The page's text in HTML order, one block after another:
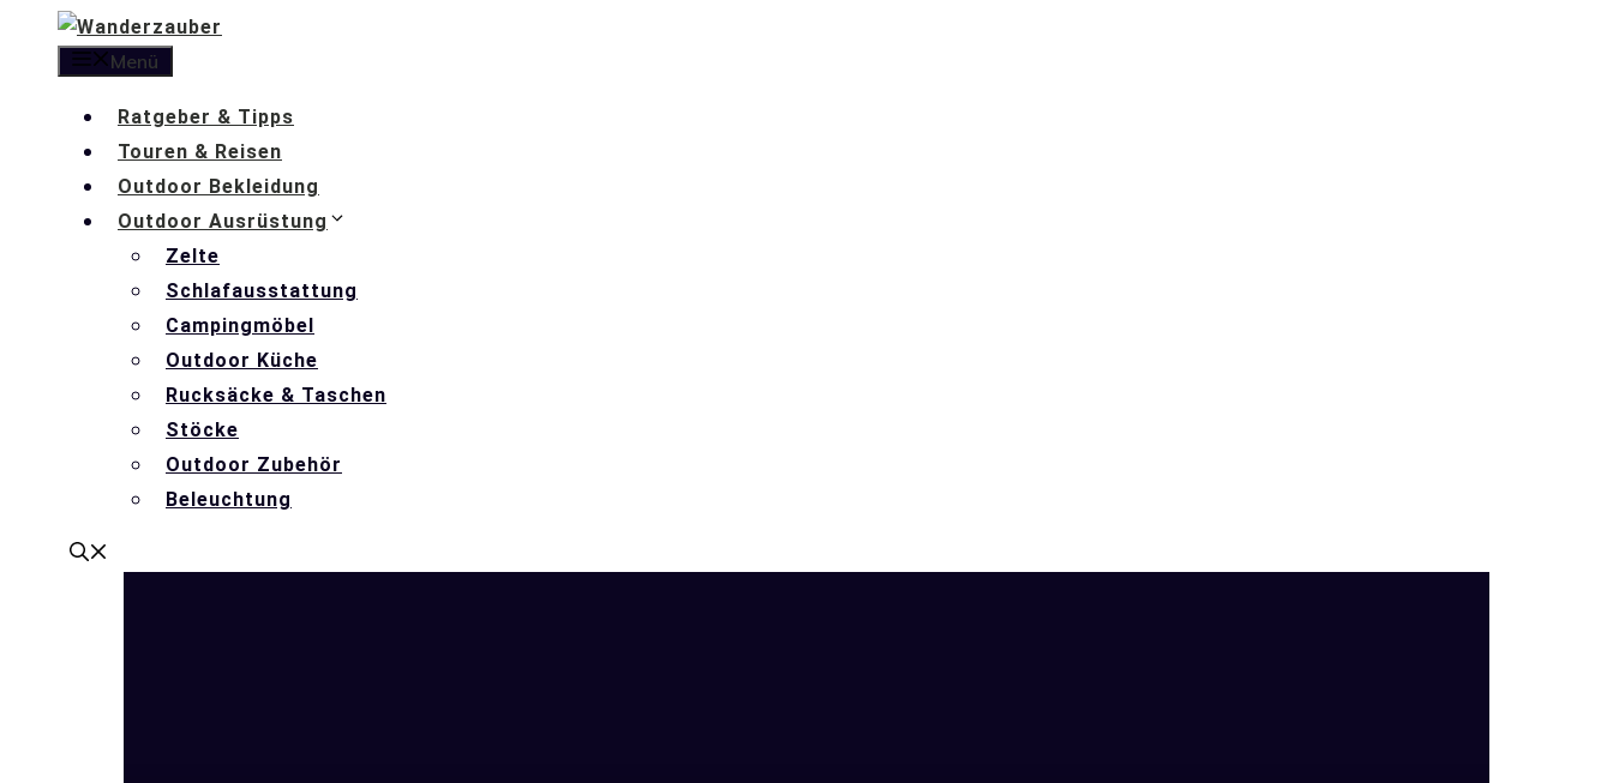
Menü
Ratgeber & Tipps
Touren & Reisen
Outdoor Bekleidung
Outdoor Ausrüstung
Zelte
Schlafausstattung
Campingmöbel
Outdoor Küche
Rucksäcke & Taschen
Stöcke
Outdoor Zubehör
Beleuchtung